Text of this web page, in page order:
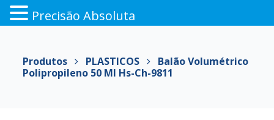
conteúdo
Produtos PLASTICOS
Balão Volumétrico
Polipropileno 50 Ml Hs-Ch-9811
Precisão Absoluta